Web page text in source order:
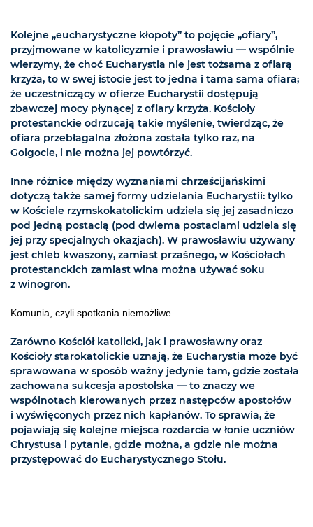
Kolejne „eucharystyczne kłopoty” to pojęcie „ofiary”,
przyjmowane w katolicyzmie i prawosławiu — wspólnie
wierzymy, że choć Eucharystia nie jest tożsama z ofiarą
krzyża, to w swej istocie jest to jedna i tama sama ofiara;
że uczestniczący w ofierze Eucharystii dostępują
zbawczej mocy płynącej z ofiary krzyża. Kościoły
protestanckie odrzucają takie myślenie, twierdząc, że
ofiara przebłagalna złożona została tylko raz, na
Golgocie, i nie można jej powtórzyć.
Inne różnice między wyznaniami chrześcijańskimi
dotyczą także samej formy udzielania Eucharystii: tylko
w Kościele rzymskokatolickim udziela się jej zasadniczo
pod jedną postacią (pod dwiema postaciami udziela się
jej przy specjalnych okazjach). W prawosławiu używany
jest chleb kwaszony, zamiast przaśnego, w Kościołach
protestanckich zamiast wina można używać soku
z winogron.
Komunia, czyli spotkania niemożliwe
Zarówno Kościół katolicki, jak i prawosławny oraz
Kościoły starokatolickie uznają, że Eucharystia może być
sprawowana w sposób ważny jedynie tam, gdzie została
zachowana sukcesja apostolska — to znaczy we
wspólnotach kierowanych przez następców apostołów
i wyświęconych przez nich kapłanów. To sprawia, że
pojawiają się kolejne miejsca rozdarcia w łonie uczniów
Chrystusa i pytanie, gdzie można, a gdzie nie można
przystępować do Eucharystycznego Stołu.